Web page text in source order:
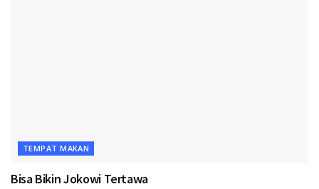
TEMPAT MAKAN
Bisa Bikin Jokowi Tertawa